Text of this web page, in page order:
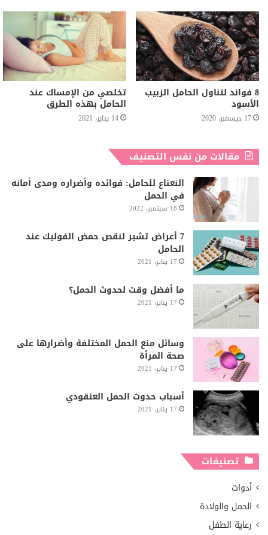
8 فوائد لتناول الحامل الزبيب
الأسود
17 ديسمبر، 2020
تخلصي من الإمساك عند
الحامل بهذه الطرق
14 يناير، 2021
مقالات من نفس التصنيف
النعناع للحامل: فوائده وأضراره ومدى أمانه
في الحمل
18 سبتمبر، 2022
7 أعراض تشير لنقص حمض الفوليك عند
الحامل
17 يناير، 2021
ما أفضل وقت لحدوث الحمل؟
17 يناير، 2021
وسائل منع الحمل المختلفة وأضرارها على
صحة المرأة
17 يناير، 2021
أسباب حدوث الحمل العنقودي
17 يناير، 2021
تصنيفات
أدوات
الحمل والولادة
رعاية الطفل